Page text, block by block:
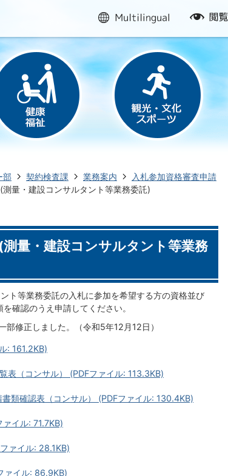
multilingual
閲
援
部 契約検査課 業務案内
入札参加資格審査申請
量・建設コンサルタント等業務委託)
量・建設コンサルタント等業務
ト等業務委託の入札に参加を希望する方の資格並び
確認のうえ申請してください。
修正しました。（令和5年12月12日）
: 161.2KB)
表（コンサル） (PDFファイル: 113.3KB)
類確認表（コンサル） (PDFファイル: 130.4KB)
イル: 71.7KB)
ァイル: 28.1KB)
ァイル: 86.9KB)